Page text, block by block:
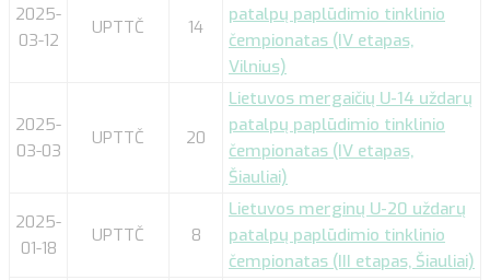
2025-
03-12
UPTTČ 14
patalpų paplūdimio tinklinio
čempionatas (IV etapas,
Vilnius)
2025-
03-03
UPTTČ 20
Lietuvos mergaičių U-14 uždarų
patalpų paplūdimio tinklinio
čempionatas (IV etapas,
Šiauliai)
2025-
01-18
UPTTČ 8
Lietuvos merginų U-20 uždarų
patalpų paplūdimio tinklinio
čempionatas (III etapas, Šiauliai)